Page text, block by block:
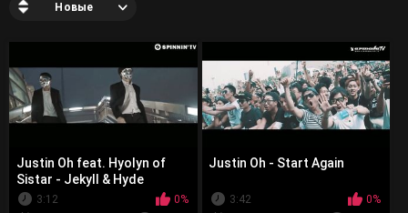
Новые
Justin Oh feat. Hyolyn of
Sistar - Jekyll & Hyde
3:12
0%
Justin Oh - Start Again
3:42
0%